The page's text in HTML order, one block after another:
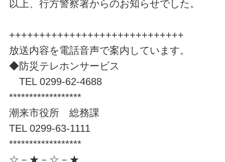
以上、行方警察署からのお知らせでした。
+++++++++++++++++++++++++++++
放送内容を電話音声で案内しています。
◆防災テレホンサービス
TEL 0299-62-4688
******************
潮来市役所 総務課
TEL 0299-63-1111
******************
☆－★－☆－★